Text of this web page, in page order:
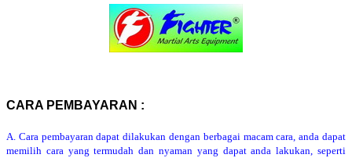
CARA PEMBAYARAN :
A. Cara pembayaran dapat dilakukan dengan berbagai macam cara, anda dapat
memilih cara yang termudah dan nyaman yang dapat anda lakukan, seperti